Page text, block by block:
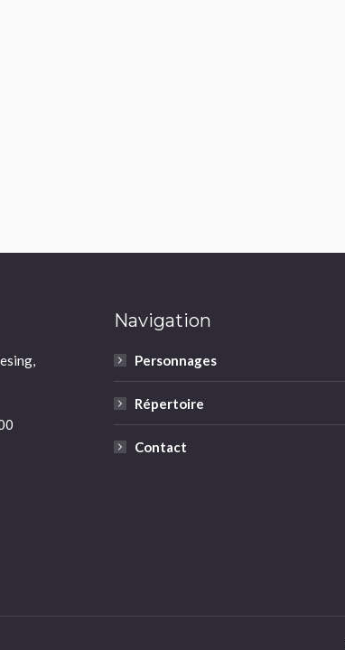
Navigation
Personnages
Répertoire
Contact